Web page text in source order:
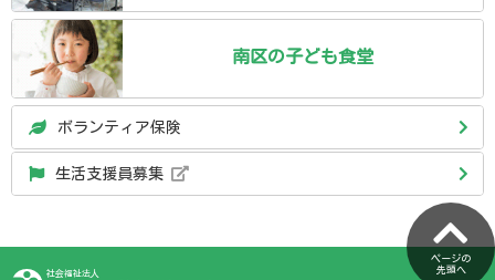
南区の子ども食堂
ボランティア保険
生活支援員募集
ページの
先頭へ
社会福祉法人